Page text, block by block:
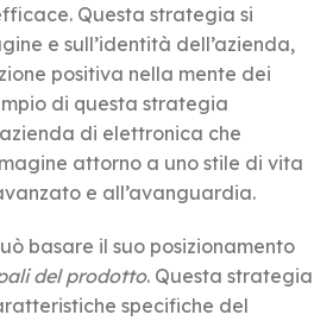
Questa strategia si
e sull’identità dell’azienda,
positiva nella mente dei
di questa strategia
di elettronica che
attorno a uno stile di vita
e all’avanguardia.
basare il suo posizionamento
del prodotto. Questa strategia
specifiche del